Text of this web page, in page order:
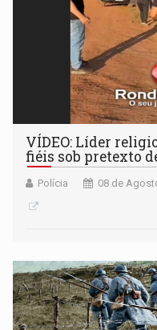
VÍDEO: Líder
fiéis sob pretexto
Polícia 08 de